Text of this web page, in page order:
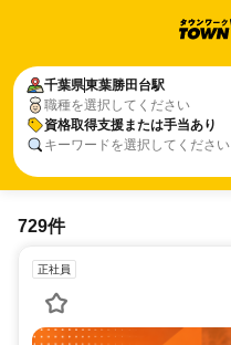
千葉県東葉勝田台駅
職種を選択してください
資格取得支援または手当あり
キーワードを選択してください
729件
正社員